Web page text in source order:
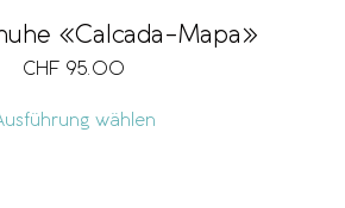
«Calcada-Mapa»
CHF 95.00
wählen